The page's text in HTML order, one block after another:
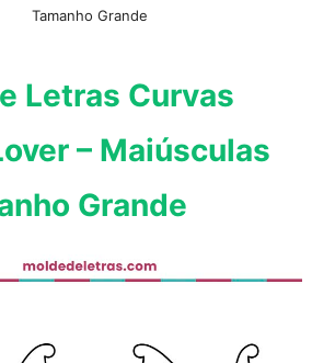
Tamanho Grande
Letras Curvas
– Maiúsculas
Grande